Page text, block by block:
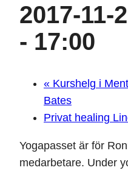
2017-11-
- 17:00
« Kurshelg i
Bates
Privat healing
Yogapasset är för
medarbetare. Under